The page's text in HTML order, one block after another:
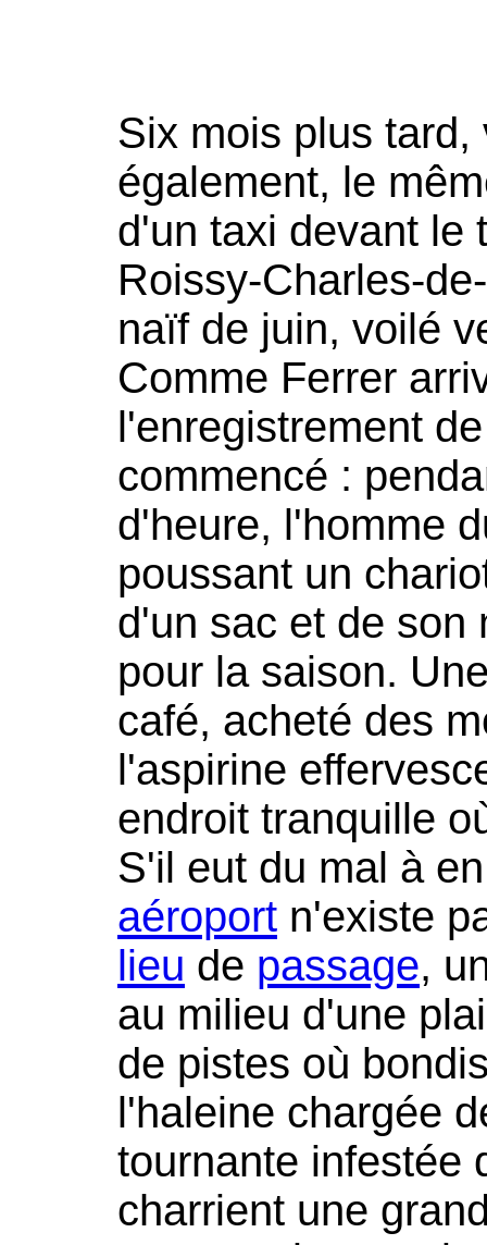
Six mois plus
également, le
d'un taxi devant le
Roissy-Charles-
naïf de juin, voilé
Comme Ferrer
l'enregistrement
commencé :
d'heure, l'homme
poussant un
d'un sac et de son
pour la saison.
café, acheté des
l'aspirine
endroit tranquille
S'il eut du mal à
aéroport n'existe
lieu de passage,
au milieu d'une
de pistes où
l'haleine chargée
tournante infestée
charrient une